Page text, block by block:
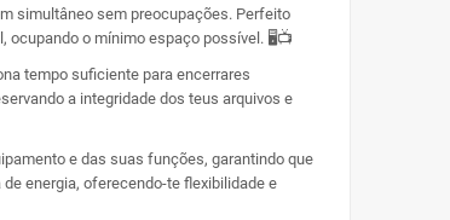
simultâneo sem preocupações. Perfeito
ocupando o mínimo espaço possível. 🖥️📺
tempo suficiente para encerrares
a integridade dos teus arquivos e
e das suas funções, garantindo que
energia, oferecendo-te flexibilidade e